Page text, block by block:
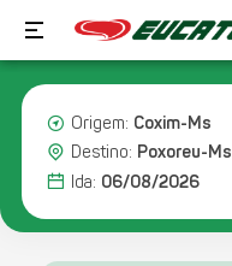
Origem: Coxim-Ms
Destino: Poxoreu-Ms
Ida: 06/08/2026